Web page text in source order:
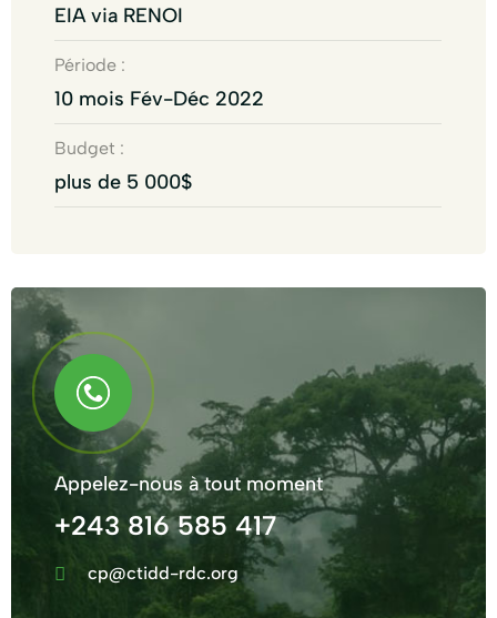
EIA via RENOI
Période :
10 mois Fév-Déc 2022
Budget :
plus de 5 000$
Appelez-nous à tout moment
+243 816 585 417
cp@ctidd-rdc.org